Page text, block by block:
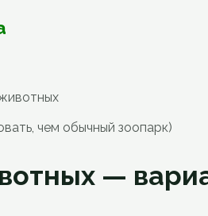
чем обычный зоопарк)
—